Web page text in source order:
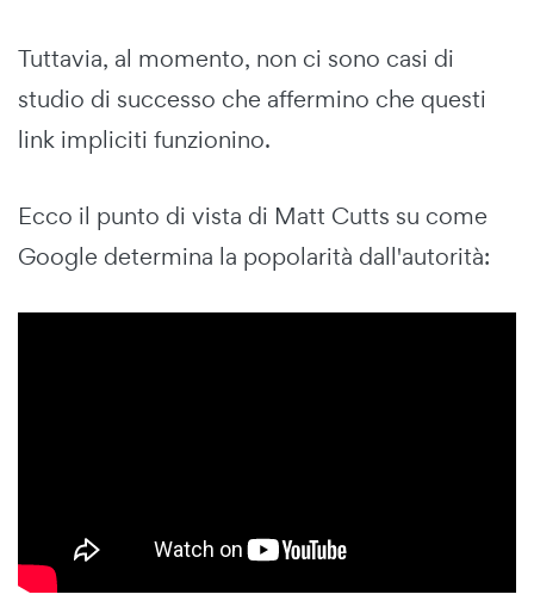
Tuttavia, al momento, non ci sono casi di
studio di successo che affermino che questi
link impliciti funzionino.
Ecco il punto di vista di Matt Cutts su come
Google determina la popolarità dall'autorità: